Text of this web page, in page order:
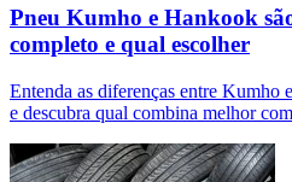
Pneu Kumho e Hankook
completo e qual escolher
Entenda as diferenças entre Kumho
e descubra qual combina melhor